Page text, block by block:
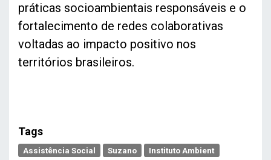
práticas socioambientais responsáveis e o
fortalecimento de redes colaborativas
voltadas ao impacto positivo nos
territórios brasileiros.
Tags
Assistência Social Suzano Instituto Ambient